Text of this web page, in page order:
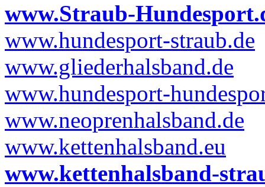
www.Straub-
www.hundesport-straub.de
www.gliederhalsband.de
www.hundesport-
www.neoprenhalsband.de
www.kettenhalsband.eu
www.kettenhalsband-